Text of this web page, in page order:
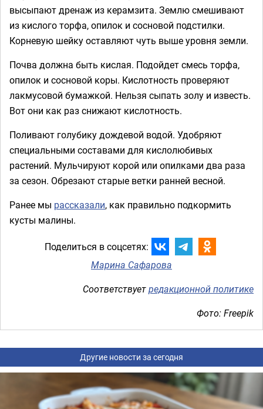
высыпают дренаж из керамзита. Землю смешивают
из кислого торфа, опилок и сосновой подстилки.
Корневую шейку оставляют чуть выше уровня земли.
Почва должна быть кислая. Подойдет смесь торфа,
опилок и сосновой коры. Кислотность проверяют
лакмусовой бумажкой. Нельзя сыпать золу и известь.
Вот они как раз снижают кислотность.
Поливают голубику дождевой водой. Удобряют
специальными составами для кислолюбивых
растений. Мульчируют корой или опилками два раза
за сезон. Обрезают старые ветки ранней весной.
Ранее мы рассказали, как правильно подкормить
кусты малины.
Поделиться в соцсетях:
Марина Сафарова
Соответствуетредакционной политике
Фото: Freepik
Другие новости за сегодня